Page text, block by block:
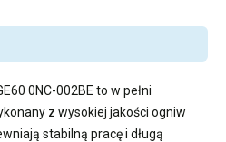
0NC-002BE to w pełni
z wysokiej jakości ogniw
stabilną pracę i długą